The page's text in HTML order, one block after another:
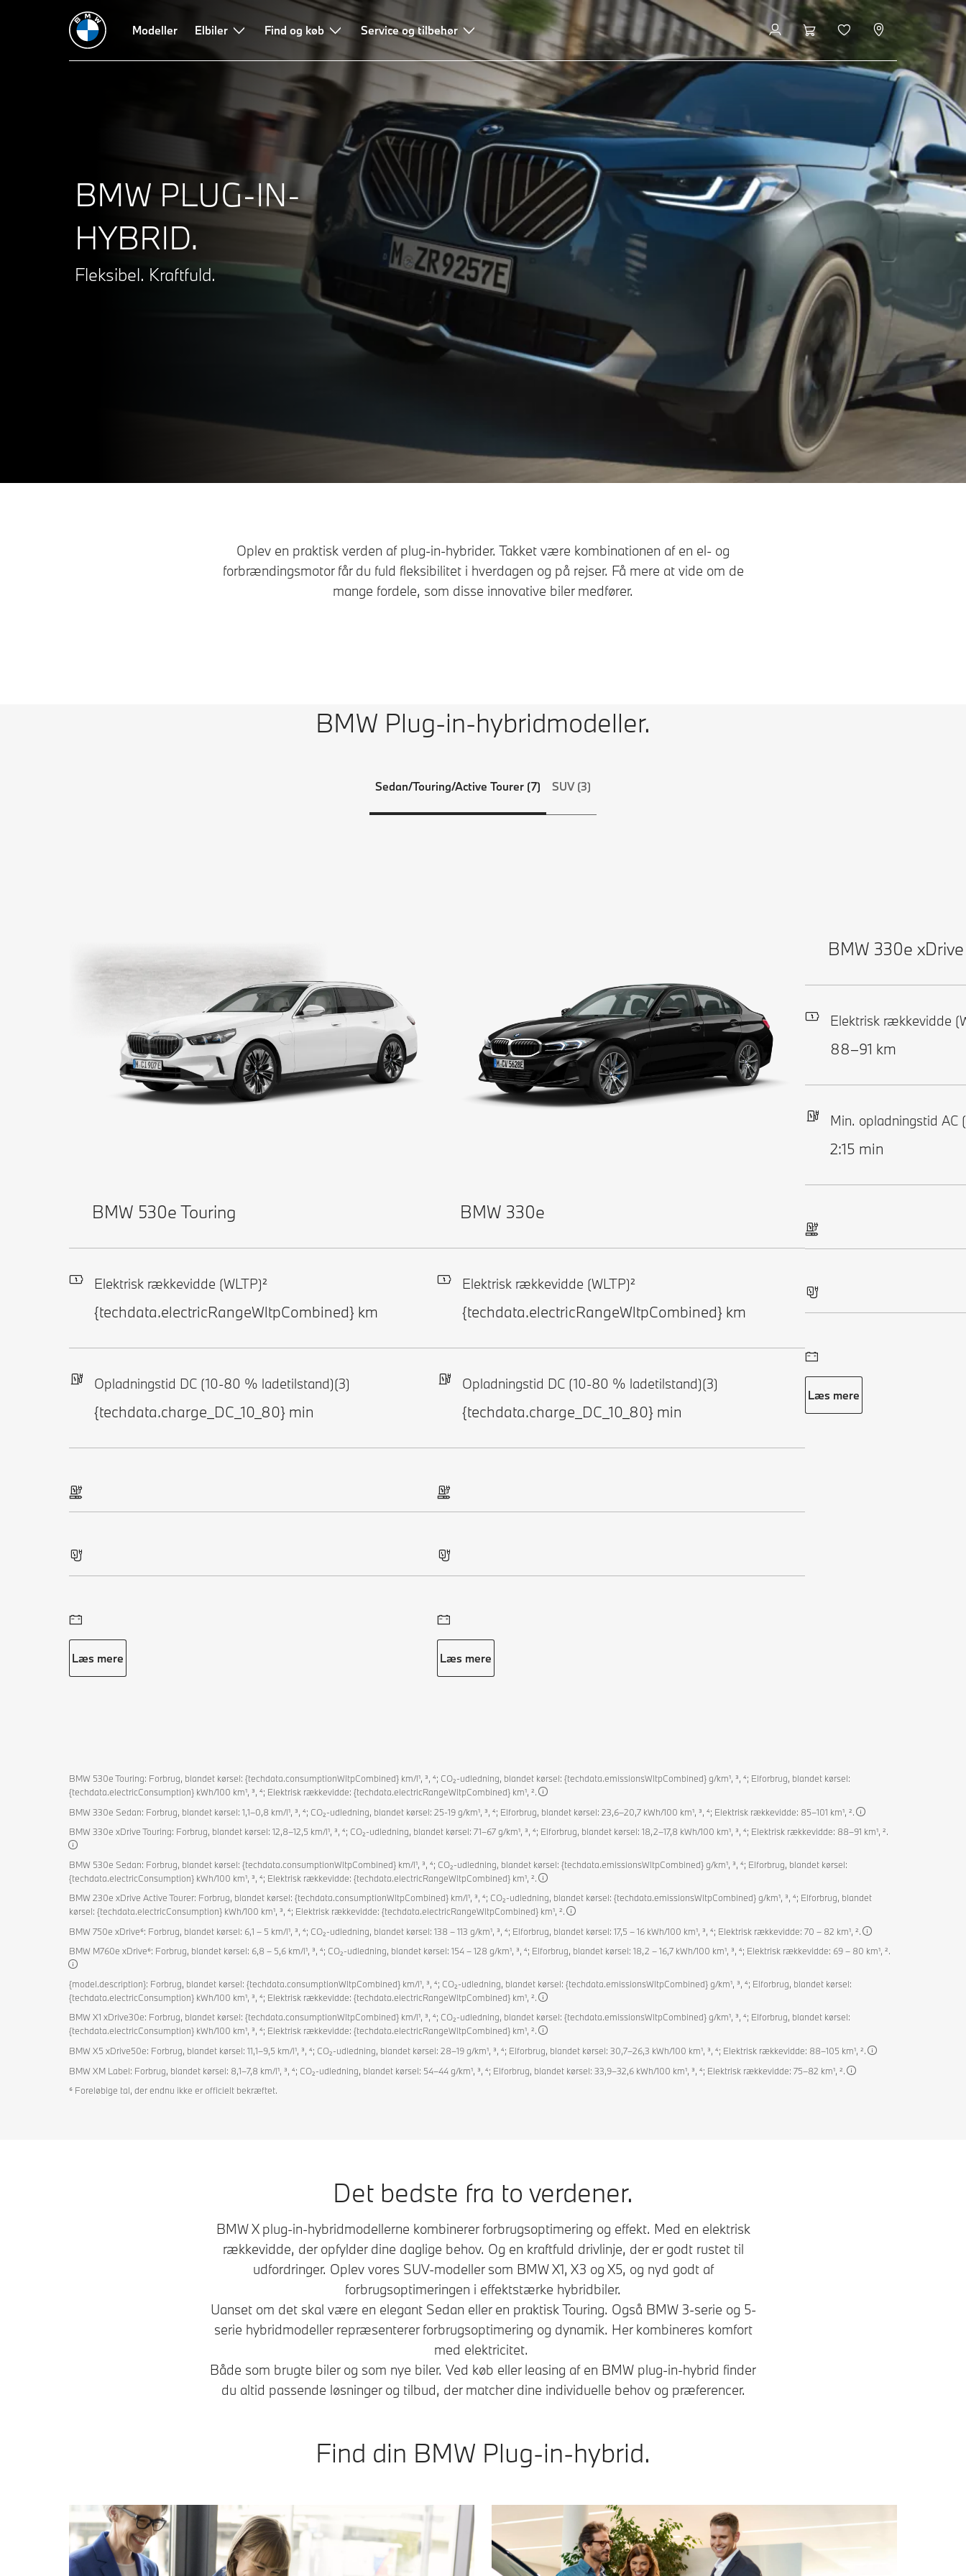
Modeller Elbiler Find og køb Service og tilbehør
BMW PLUG-IN-
HYBRID.
Fleksibel. Kraftfuld.
PHEV-modeller Hybrid-teknologi Sådan fungerer en hybridbil Fordelene ved hybridbiler Effektiv opladning af plug-in-hybrider FAQ Aftal prøvekørsel
Oplev en praktisk verden af plug-in-hybrider. Takket være kombinationen af en el- og
forbrændingsmotor får du fuld fleksibilitet i hverdagen og på rejser. Få mere at vide om de
mange fordele, som disse innovative biler medfører.
BMW Plug-in-hybridmodeller.
Sedan/Touring/Active Tourer (7) SUV (3)
BMW 530e Touring
Elektrisk rækkevidde (WLTP)²
{techdata.electricRangeWltpCombined} km
Opladningstid DC (10-80 % ladetilstand)(3)
{techdata.charge_DC_10_80} min
Læs mere
BMW 330e
Elektrisk rækkevidde (WLTP)²
{techdata.electricRangeWltpCombined} km
Opladningstid DC (10-80 % ladetilstand)(3)
{techdata.charge_DC_10_80} min
Læs mere
BMW 330e
Elektrisk rækkevidde
88–91 km
Min. opladningstid AC
2:15 min
Læs mere
BMW 530e Touring: Forbrug, blandet kørsel: {techdata.consumptionWltpCombined} km/l¹, ³, ⁴; CO₂-udledning, blandet kørsel: {techdata.emissionsWltpCombined} g/km¹, ³, ⁴; Elforbrug, blandet kørsel:
{techdata.electricConsumption} kWh/100 km¹, ³, ⁴; Elektrisk rækkevidde: {techdata.electricRangeWltpCombined} km¹, ².
BMW 330e Sedan: Forbrug, blandet kørsel: 1,1–0,8 km/l¹, ³, ⁴; CO₂-udledning, blandet kørsel: 25-19 g/km¹, ³, ⁴; Elforbrug, blandet kørsel: 23,6–20,7 kWh/100 km¹, ³, ⁴; Elektrisk rækkevidde: 85–101 km¹, ².
BMW 330e xDrive Touring: Forbrug, blandet kørsel: 12,8–12,5 km/l¹, ³, ⁴; CO₂-udledning, blandet kørsel: 71–67 g/km¹, ³, ⁴; Elforbrug, blandet kørsel: 18,2–17,8 kWh/100 km¹, ³, ⁴; Elektrisk rækkevidde: 88–91 km¹, ².
BMW 530e Sedan: Forbrug, blandet kørsel: {techdata.consumptionWltpCombined} km/l¹, ³, ⁴; CO₂-udledning, blandet kørsel: {techdata.emissionsWltpCombined} g/km¹, ³, ⁴; Elforbrug, blandet kørsel:
{techdata.electricConsumption} kWh/100 km¹, ³, ⁴; Elektrisk rækkevidde: {techdata.electricRangeWltpCombined} km¹, ².
BMW 230e xDrive Active Tourer: Forbrug, blandet kørsel: {techdata.consumptionWltpCombined} km/l¹, ³, ⁴; CO₂-udledning, blandet kørsel: {techdata.emissionsWltpCombined} g/km¹, ³, ⁴; Elforbrug, blandet
kørsel: {techdata.electricConsumption} kWh/100 km¹, ³, ⁴; Elektrisk rækkevidde: {techdata.electricRangeWltpCombined} km¹, ².
BMW 750e xDrive⁶: Forbrug, blandet kørsel: 6,1 – 5 km/l¹, ³, ⁴; CO₂-udledning, blandet kørsel: 138 – 113 g/km¹, ³, ⁴; Elforbrug, blandet kørsel: 17,5 – 16 kWh/100 km¹, ³, ⁴; Elektrisk rækkevidde: 70 – 82 km¹, ².
BMW M760e xDrive⁶: Forbrug, blandet kørsel: 6,8 – 5,6 km/l¹, ³, ⁴; CO₂-udledning, blandet kørsel: 154 – 128 g/km¹, ³, ⁴; Elforbrug, blandet kørsel: 18,2 – 16,7 kWh/100 km¹, ³, ⁴; Elektrisk rækkevidde: 69 – 80 km¹, ².
{model.description}: Forbrug, blandet kørsel: {techdata.consumptionWltpCombined} km/l¹, ³, ⁴; CO₂-udledning, blandet kørsel: {techdata.emissionsWltpCombined} g/km¹, ³, ⁴; Elforbrug, blandet kørsel:
{techdata.electricConsumption} kWh/100 km¹, ³, ⁴; Elektrisk rækkevidde: {techdata.electricRangeWltpCombined} km¹, ².
BMW X1 xDrive30e: Forbrug, blandet kørsel: {techdata.consumptionWltpCombined} km/l¹, ³, ⁴; CO₂-udledning, blandet kørsel: {techdata.emissionsWltpCombined} g/km¹, ³, ⁴; Elforbrug, blandet kørsel:
{techdata.electricConsumption} kWh/100 km¹, ³, ⁴; Elektrisk rækkevidde: {techdata.electricRangeWltpCombined} km¹, ².
BMW X5 xDrive50e: Forbrug, blandet kørsel: 11,1–9,5 km/l¹, ³, ⁴; CO₂-udledning, blandet kørsel: 28–19 g/km¹, ³, ⁴; Elforbrug, blandet kørsel: 30,7–26,3 kWh/100 km¹, ³, ⁴; Elektrisk rækkevidde: 88–105 km¹, ².
BMW XM Label: Forbrug, blandet kørsel: 8,1–7,8 km/l¹, ³, ⁴; CO₂-udledning, blandet kørsel: 54–44 g/km¹, ³, ⁴; Elforbrug, blandet kørsel: 33,9–32,6 kWh/100 km¹, ³, ⁴; Elektrisk rækkevidde: 75–82 km¹, ².
⁶ Foreløbige tal, der endnu ikke er officielt bekræftet.
Det bedste fra to verdener.
BMW X plug-in-hybridmodellerne kombinerer forbrugsoptimering og effekt. Med en elektrisk
rækkevidde, der opfylder dine daglige behov. Og en kraftfuld drivlinje, der er godt rustet til
udfordringer. Oplev vores SUV-modeller som BMW X1, X3 og X5, og nyd godt af
forbrugsoptimeringen i effektstærke hybridbiler.
Uanset om det skal være en elegant Sedan eller en praktisk Touring. Også BMW 3-serie og 5-
serie hybridmodeller repræsenterer forbrugsoptimering og dynamik. Her kombineres komfort
med elektricitet.
Både som brugte biler og som nye biler. Ved køb eller leasing af en BMW plug-in-hybrid finder
du altid passende løsninger og tilbud, der matcher dine individuelle behov og præferencer.
Find din BMW Plug-in-hybrid.